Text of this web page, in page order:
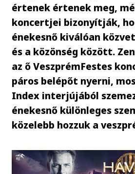
értenek értenek meg,
koncertjei bizonyítják,
énekesnő kiválóan
és a közönség között.
az ő VeszprémFestes
páros belépőt nyerni,
Index interjújából
énekesnő különleges
közelebb hozzuk a